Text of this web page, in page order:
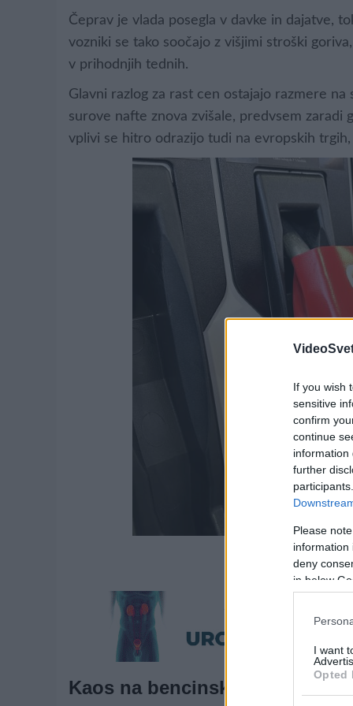
If you wish
sensitive
confirm
continue
information
further
Please
information
deny
in below
I want
Opted
Čeprav je vlada posegla v davke in dajatve,
vozniki se tako soočajo z višjimi stroški
v prihodnjih tednih.
Glavni razlog za rast cen ostajajo razmere
surove nafte znova zvišale, predvsem
vplivi se hitro odrazijo tudi na evropskih
Kaos na bencinskih servisih v